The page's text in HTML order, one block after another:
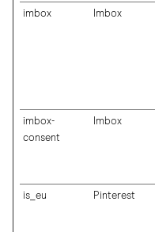
imbox Imbox
imbox-
consent
Imbox
is_eu Pinterest